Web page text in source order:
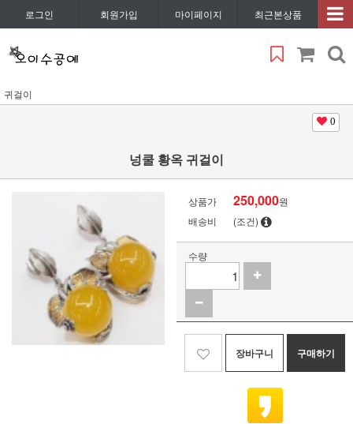
로그인 회원가입 마이페이지 최근본상품
귀걸이
0
넝쿨 황옥 귀걸이
상품가 250,000원
배송비
(조건)
수량
장바구니 구매하기